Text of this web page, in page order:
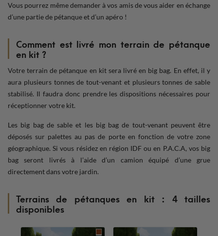
Vous pourrez même demander à vos amis de vous aider en échange
d’une partie de pétanque et d’un apéro !
Comment est livré mon terrain de pétanque
en kit ?
Votre terrain de pétanque en kit sera livré en big bag. En effet, il y
aura plusieurs tonnes de tout-venant et plusieurs tonnes de sable
stabilisé. Il faudra donc prendre les dispositions nécessaires pour
réceptionner votre kit.
Les big bag de sable et les big bag de tout-venant peuvent être
déposés sur palettes au pas de porte en fonction de votre zone
géographique. Si vous résidez en région IDF ou en P.A.C.A, vos big
bag seront livrés à l’aide d’un camion équipé d’une grue
directement dans votre jardin.
Terrains de pétanques en kit : 4 tailles
disponibles